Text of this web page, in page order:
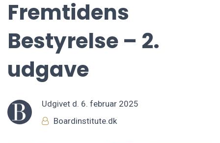
Fremtidens
Bestyrelse – 2.
udgave
Udgivet d. 6. februar 2025
Boardinstitute.dk